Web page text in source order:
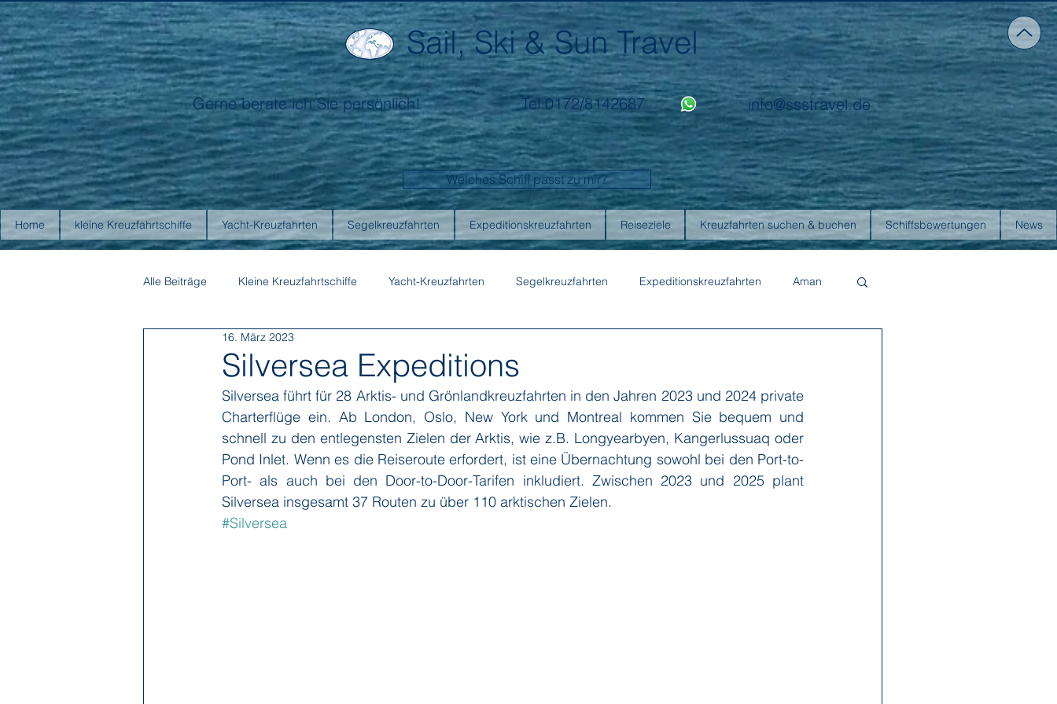
Sail, Ski & Sun Travel
Gerne berate ich Sie persönlich! Tel.0172/8142687 info@ssstravel.de
Welches Schiff passt zu mir?
Home kleine Kreuzfahrtschiffe Yacht-Kreuzfahrten Segelkreuzfahrten Expeditionskreuzfahrten Reiseziele Kreuzfahrten suchen & buchen Schiffsbewertungen News
Alle Beiträge Kleine Kreuzfahrtschiffe Yacht-Kreuzfahrten Segelkreuzfahrten Expeditionskreuzfahrten Aman
Antarctica21 Aurora Expeditions
Poseidon Expeditions Regent Seven Seas Cruises Running on Waves Sailing-Classics Scenic Seabourn
Sea Cloud Cruises
Silversea Expeditions
16. März 2023
Silversea führt für 28 Arktis- und Grönlandkreuzfahrten in den Jahren 2023 und 2024 private
Charterflüge ein. Ab London, Oslo, New York und Montreal kommen Sie bequem und
schnell zu den entlegensten Zielen der Arktis, wie z.B. Longyearbyen, Kangerlussuaq oder
Pond Inlet. Wenn es die Reiseroute erfordert, ist eine Übernachtung sowohl bei den Port-to-
Port- als auch bei den Door-to-Door-Tarifen inkludiert. Zwischen 2023 und 2025 plant
Silversea insgesamt 37 Routen zu über 110 arktischen Zielen.
#Silversea